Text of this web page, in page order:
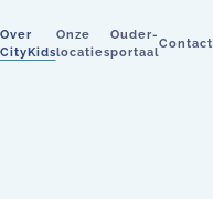
Over
CityKids
Onze
locaties
Ouder-
portaal
Contact